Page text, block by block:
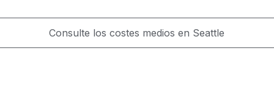
Consulte los costes medios en Seattle